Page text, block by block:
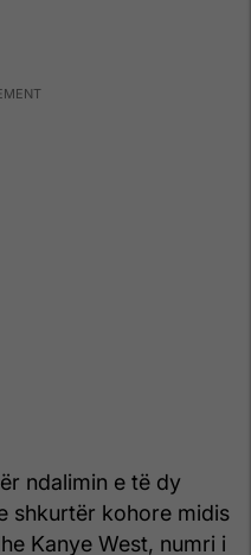
ndalimin e të dy
shkurtër kohore midis
Kanye West, numri i